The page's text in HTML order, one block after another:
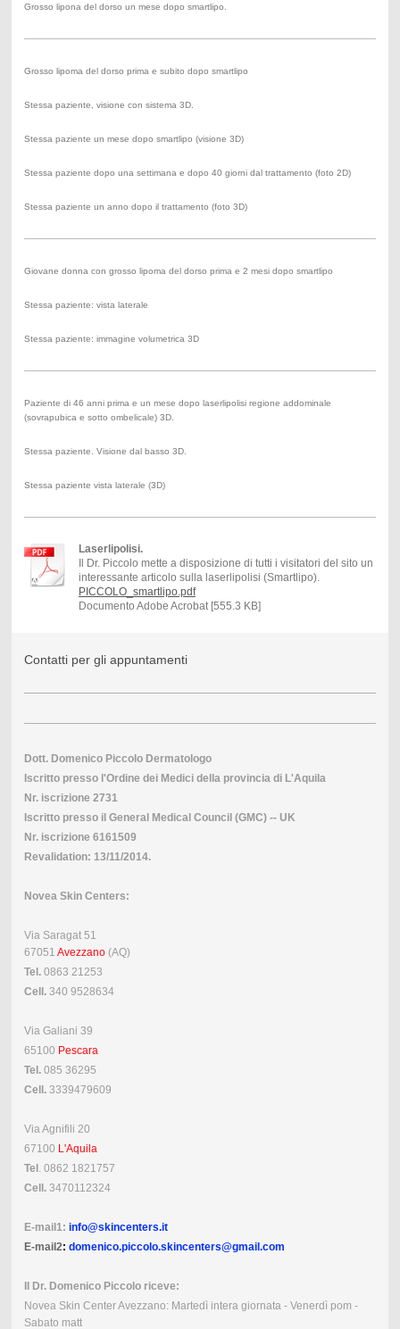
Grosso lipona del dorso un mese dopo smartlipo.
Grosso lipoma del dorso prima e subito dopo smartlipo
Stessa paziente, visione con sistema 3D.
Stessa paziente un mese dopo smartlipo (visione 3D)
Stessa paziente dopo una settimana e dopo 40 giorni dal trattamento (foto 2D)
Stessa paziente un anno dopo il trattamento (foto 3D)
Giovane donna con grosso lipoma del dorso prima e 2 mesi dopo smartlipo
Stessa paziente: vista laterale
Stessa paziente: immagine volumetrica 3D
Paziente di 46 anni prima e un mese dopo laserlipolisi regione addominale
(sovrapubica e sotto ombelicale) 3D.
Stessa paziente. Visione dal basso 3D.
Stessa paziente vista laterale (3D)
Laserlipolisi.
Il Dr. Piccolo mette a disposizione di tutti i visitatori del sito un
interessante articolo sulla laserlipolisi (Smartlipo).
PICCOLO_smartlipo.pdf
Documento Adobe Acrobat [555.3 KB]
Contatti per gli appuntamenti
Dott. Domenico Piccolo Dermatologo
Iscritto presso l'Ordine dei Medici della provincia di L'Aquila
Nr. iscrizione 2731
Iscritto presso il General Medical Council (GMC) -- UK
Nr. iscrizione 6161509
Revalidation: 13/11/2014.
Novea Skin Centers:
Via Saragat 51
67051 Avezzano(AQ)
Tel. 0863 21253
Cell.340 9528634
Via Galiani 39
65100 Pescara
Tel.085 36295
Cell.3339479609
Via Agnifili 20
67100 L'Aquila
Tel. 0862 1821757
Cell.3470112324
E-mail1: info@skincenters.it
E-mail2: domenico.piccolo.skincenters@gmail.com
Il Dr. Domenico Piccolo riceve:
Novea Skin Center Avezzano: Martedì intera giornata - Venerdì pom -
Sabato matt